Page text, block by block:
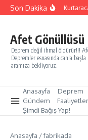
İçeriğe atla
Son DakikaYarınları
Afet Gönüllüsü
Deprem değil ihmal öldürür!!!
Depremler esnasında canla
aramıza bekliyoruz.
Anasayfa Deprem
Gündem
Faaliyetler
Şimdi Bağış Yap!
Anasayfa /fabrikada